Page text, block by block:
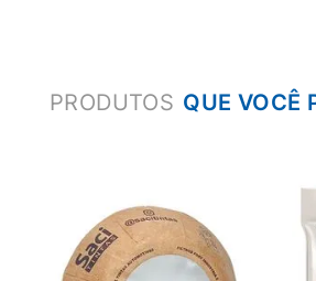
PRODUTOS